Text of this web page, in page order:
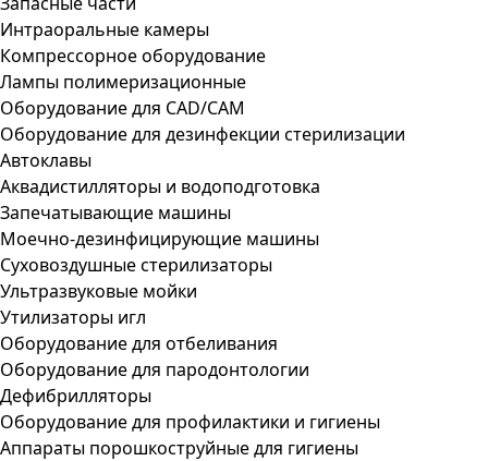
Интраоральные камеры
Компрессорное оборудование
Лампы полимеризационные
Оборудование для CAD/CAM
Оборудование для дезинфекции стерилизации
Автоклавы
Аквадистилляторы и водоподготовка
Запечатывающие машины
Моечно-дезинфицирующие машины
Суховоздушные стерилизаторы
Ультразвуковые мойки
Утилизаторы игл
Оборудование для отбеливания
Оборудование для пародонтологии
Дефибрилляторы
Оборудование для профилактики и гигиены
Аппараты порошкоструйные для гигиены